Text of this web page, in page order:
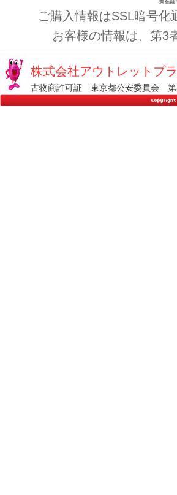
ご購入情報はSSL暗号
お客様の情報は、第3
株式会社アウトレットプ
古物商許可証 東京都公安委員会 第